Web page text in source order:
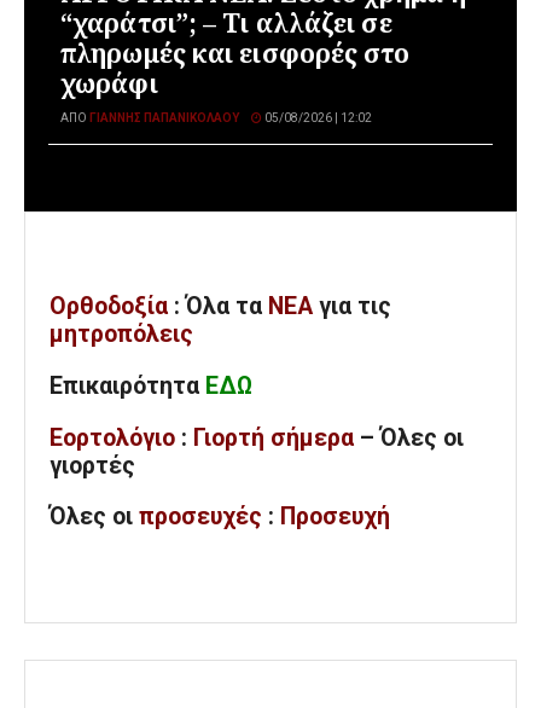
“χαράτσι”; – Τι αλλάζει σε
πληρωμές και εισφορές στο
χωράφι
ΑΠΌ ΓΙΆΝΝΗΣ ΠΑΠΑΝΙΚΟΛΆΟΥ 05/08/2026 | 12:02
Ορθοδοξία : Όλα τα ΝΕΑ για τις
μητροπόλεις
Επικαιρότητα ΕΔΩ
Εορτολόγιο : Γιορτή σήμερα – Όλες οι
γιορτές
Όλες οι προσευχές : Προσευχή